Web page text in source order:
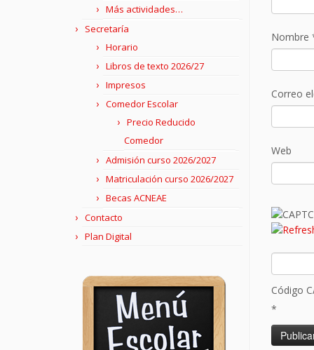
Más actividades…
Secretaría
Horario
Libros de texto 2026/27
Impresos
Comedor Escolar
Precio Reducido
Comedor
Admisión curso 2026/2027
Matriculación curso 2026/2027
Becas ACNEAE
Contacto
Plan Digital
Nombre
Correo
Web
Código
*